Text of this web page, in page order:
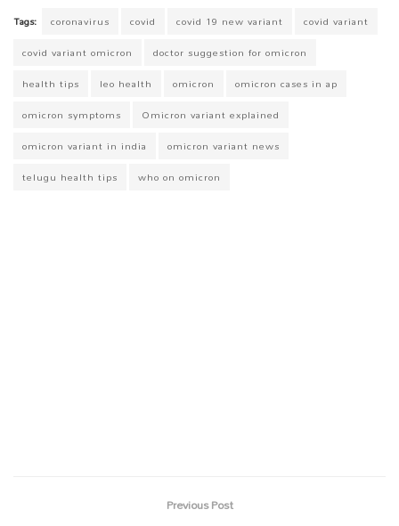
Tags: coronavirus covid covid 19 new variant
covid variant
covid variant omicron
doctor suggestion for omicron
health tips
leo health omicron
omicron cases in ap
omicron symptoms
Omicron variant explained
omicron variant in india
omicron variant news
telugu health tips
who on omicron
Previous Post